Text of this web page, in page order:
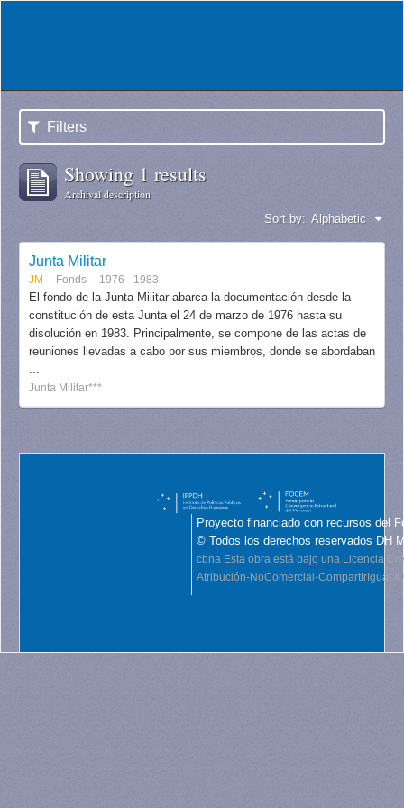
Filters
Showing 1 results
Archival description
Sort by: Alphabetic
Junta Militar
JM Fonds 1976 - 1983
El fondo de la Junta Militar abarca la documentación desde la
constitución de esta Junta el 24 de marzo de 1976 hasta su
disolución en 1983. Principalmente, se compone de las actas de
reuniones llevadas a cabo por sus miembros, donde se abordaban
...
Junta Militar***
Proyecto financiado con recursos del
© Todos los derechos reservados DH
cbna Esta obra está bajo una Licencia
Atribución-NoComercial-CompartirIgual